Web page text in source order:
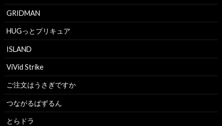
GRIDMAN
HUGっとプリキュア
ISLAND
ViVid Strike
ご注文はうさぎですか
つながるぱずるん
とらドラ